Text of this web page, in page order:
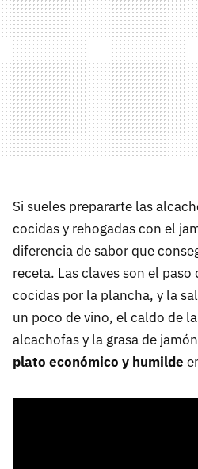
Si sueles prepararte las
cocidas y rehogadas con el
diferencia de sabor que
receta. Las claves son el
cocidas por la plancha, y la
un poco de vino, el caldo de
alcachofas y la grasa de
plato económico y humilde